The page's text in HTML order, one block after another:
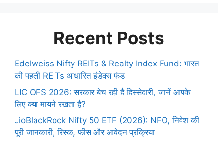
Recent Posts
Edelweiss Nifty REITs & Realty Index Fund: भारत
की पहली REITs आधारित इंडेक्स फंड
LIC OFS 2026: सरकार बेच रही है हिस्सेदारी, जानें आपके
लिए क्या मायने रखता है?
JioBlackRock Nifty 50 ETF (2026): NFO, निवेश की
पूरी जानकारी, रिस्क, फीस और आवेदन प्रक्रिया